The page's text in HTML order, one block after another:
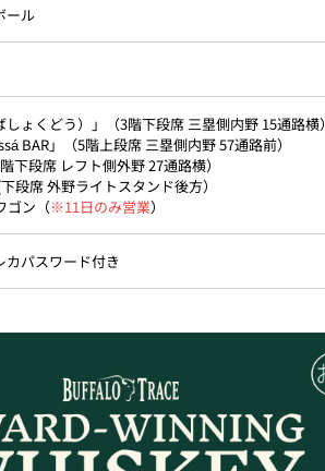
ール
しょくどう）」（3階下段席 三塁側内野 15通路横）
BAR」（5階上段席 三塁側内野 57通路前）
下段席 レフト側外野 27通路横）
下段席 外野ライトスタンド後方）
ゴン（※11日のみ営業）
パスワード付き